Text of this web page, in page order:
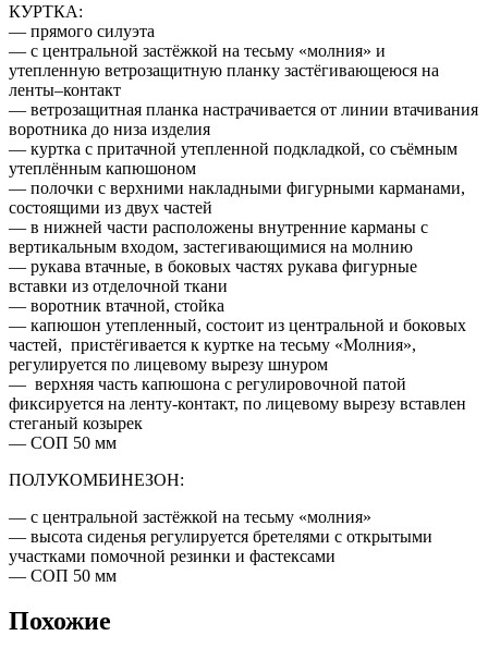
КУРТКА:
— прямого силуэта
— с центральной застёжкой на тесьму «молния» и
утепленную ветрозащитную планку застёгивающеюся на
ленты–контакт
— ветрозащитная планка настрачивается от линии втачивания
воротника до низа изделия
— куртка с притачной утепленной подкладкой, со съёмным
утеплённым капюшоном
— полочки с верхними накладными фигурными карманами,
состоящими из двух частей
— в нижней части расположены внутренние карманы с
вертикальным входом, застегивающимися на молнию
— рукава втачные, в боковых частях рукава фигурные
вставки из отделочной ткани
— воротник втачной, стойка
— капюшон утепленный, состоит из центральной и боковых
частей, пристёгивается к куртке на тесьму «Молния»,
регулируется по лицевому вырезу шнуром
— верхняя часть капюшона с регулировочной патой
фиксируется на ленту-контакт, по лицевому вырезу вставлен
стеганый козырек
— СОП 50 мм
ПОЛУКОМБИНЕЗОН:
— с центральной застёжкой на тесьму «молния»
— высота сиденья регулируется бретелями с открытыми
участками помочной резинки и фастексами
— СОП 50 мм
Похожие